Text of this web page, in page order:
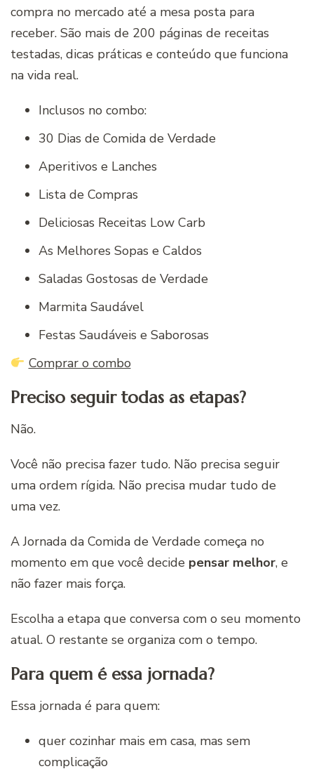
compra no mercado até a mesa posta para
receber. São mais de 200 páginas de receitas
testadas, dicas práticas e conteúdo que funciona
na vida real.
Inclusos no combo:
30 Dias de Comida de Verdade
Aperitivos e Lanches
Lista de Compras
Deliciosas Receitas Low Carb
As Melhores Sopas e Caldos
Saladas Gostosas de Verdade
Marmita Saudável
Festas Saudáveis e Saborosas
Comprar o combo
Preciso seguir todas as etapas?
Não.
Você não precisa fazer tudo. Não precisa seguir
uma ordem rígida. Não precisa mudar tudo de
uma vez.
A Jornada da Comida de Verdade começa no
momento em que você decide pensar melhor, e
não fazer mais força.
Escolha a etapa que conversa com o seu momento
atual. O restante se organiza com o tempo.
Para quem é essa jornada?
Essa jornada é para quem:
quer cozinhar mais em casa, mas sem
complicação